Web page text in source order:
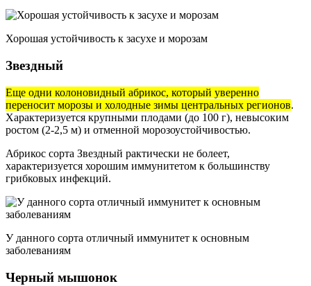
Хорошая устойчивость к засухе и морозам
Звездный
Еще одни колоновидный абрикос, который уверенно
переносит морозы и холодные зимы центральных регионов.
Характеризуется крупными плодами (до 100 г), невысоким
ростом (2-2,5 м) и отменной морозоустойчивостью.
Абрикос сорта Звездный рактически не болеет,
характеризуется хорошим иммунитетом к большинству
грибковых инфекций.
У данного сорта отличный иммунитет к основным
заболеваниям
Черный мышонок